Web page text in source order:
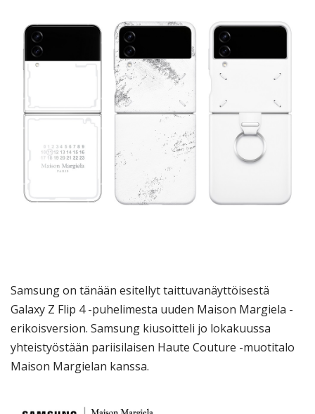
Samsung on tänään esitellyt taittuvanäyttöisestä
Galaxy Z Flip 4 -puhelimesta uuden Maison Margiela -
erikoisversion. Samsung kiusoitteli jo lokakuussa
yhteistyöstään pariisilaisen Haute Couture -muotitalo
Maison Margielan kanssa.